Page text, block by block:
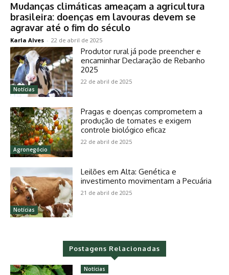
Mudanças climáticas ameaçam a agricultura
brasileira: doenças em lavouras devem se
agravar até o fim do século
Karla Alves - 22 de abril de 2025
Notícias
Produtor rural já pode preencher e
encaminhar Declaração de Rebanho
2025
22 de abril de 2025
Agronegócio
Pragas e doenças comprometem a
produção de tomates e exigem
controle biológico eficaz
22 de abril de 2025
Notícias
Leilões em Alta: Genética e
investimento movimentam a Pecuária
21 de abril de 2025
Postagens Relacionadas
Notícias